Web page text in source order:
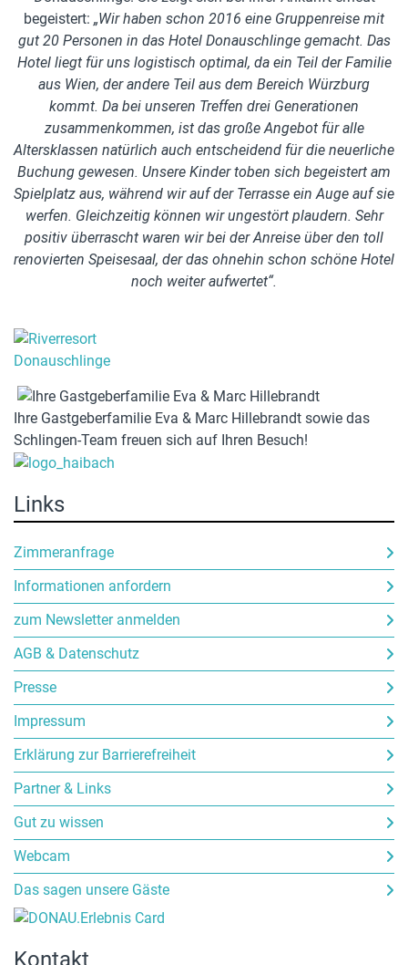
begeistert: „Wir haben schon 2016 eine Gruppenreise mit
gut 20 Personen in das Hotel Donauschlinge gemacht. Das
Hotel liegt für uns logistisch optimal, da ein Teil der Familie
aus Wien, der andere Teil aus dem Bereich Würzburg
kommt. Da bei unseren Treffen drei Generationen
zusammenkommen, ist das große Angebot für alle
Altersklassen natürlich auch entscheidend für die neuerliche
Buchung gewesen. Unsere Kinder toben sich begeistert am
Spielplatz aus, während wir auf der Terrasse ein Auge auf sie
werfen. Gleichzeitig können wir ungestört plaudern. Sehr
positiv überrascht waren wir bei der Anreise über den toll
renovierten Speisesaal, der das ohnehin schon schöne Hotel
noch weiter aufwertet“.
Ihre Gastgeberfamilie Eva & Marc Hillebrandt sowie das
Schlingen-Team freuen sich auf Ihren Besuch!
Links
Zimmeranfrage
Informationen anfordern
zum Newsletter anmelden
AGB & Datenschutz
Presse
Impressum
Erklärung zur Barrierefreiheit
Partner & Links
Gut zu wissen
Webcam
Das sagen unsere Gäste
Kontakt